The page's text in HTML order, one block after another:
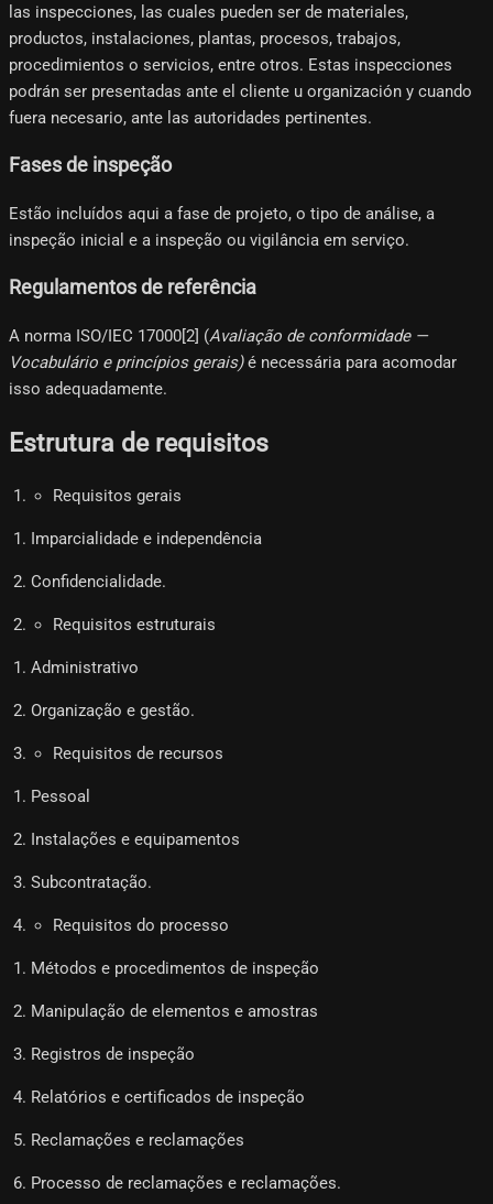
las inspecciones, las cuales pueden ser de materiales,
productos, instalaciones, plantas, procesos, trabajos,
procedimientos o servicios, entre otros. Estas inspecciones
podrán ser presentadas ante el cliente u organización y cuando
fuera necesario, ante las autoridades pertinentes.
Fases de inspeção
Estão incluídos aqui a fase de projeto, o tipo de análise, a
inspeção inicial e a inspeção ou vigilância em serviço.
Regulamentos de referência
A norma ISO/IEC 17000[2]​ (Avaliação de conformidade —
Vocabulário e princípios gerais)é necessária para acomodar
isso adequadamente.
Estrutura de requisitos
Requisitos gerais
Imparcialidade e independência
Confidencialidade.
Requisitos estruturais
Administrativo
Organização e gestão.
Requisitos de recursos
Pessoal
Instalações e equipamentos
Subcontratação.
Requisitos do processo
Métodos e procedimentos de inspeção
Manipulação de elementos e amostras
Registros de inspeção
Relatórios e certificados de inspeção
Reclamações e reclamações
Processo de reclamações e reclamações.